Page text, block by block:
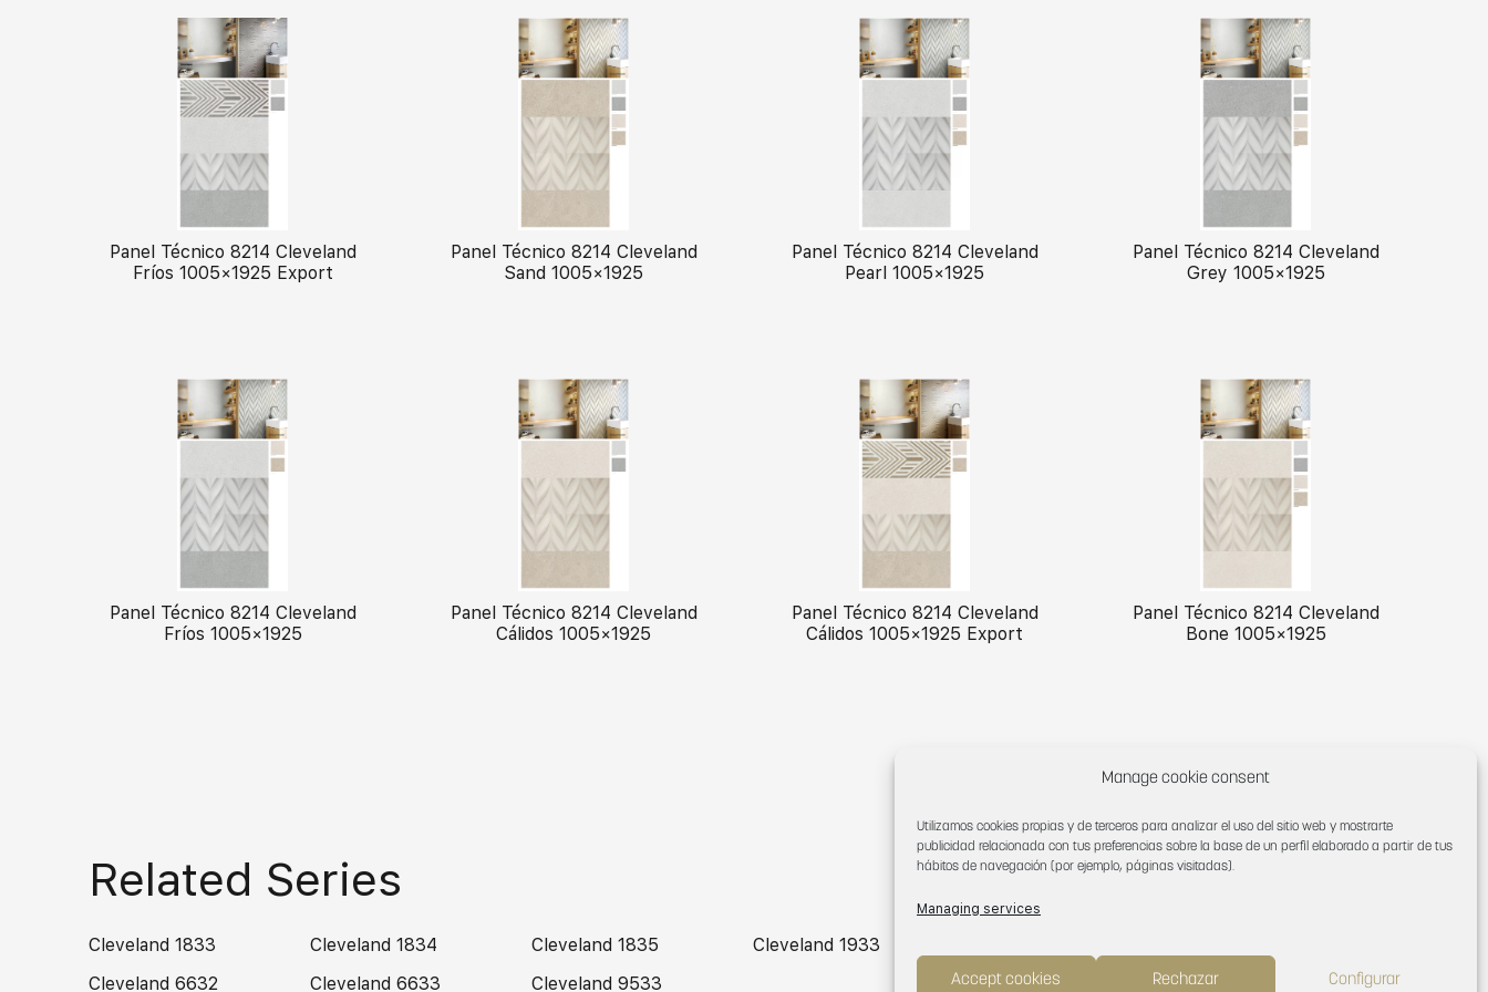
Manage cookie consent
Utilizamos cookies propias y de terceros para analizar el uso del sitio web y mostrarte
publicidad relacionada con tus preferencias sobre la base de un perfil elaborado a partir de tus
hábitos de navegación (por ejemplo, páginas visitadas).
Managing services
Accept cookies Rechazar Configurar
Panel Técnico 8214 Cleveland
Fríos 1005×1925 Export
Panel Técnico 8214 Cleveland
Sand 1005×1925
Panel Técnico 8214 Cleveland
Pearl 1005×1925
Panel Técnico 8214 Cleveland
Grey 1005×1925
Panel Técnico 8214 Cleveland
Fríos 1005×1925
Panel Técnico 8214 Cleveland
Cálidos 1005×1925
Panel Técnico 8214 Cleveland
Cálidos 1005×1925 Export
Panel Técnico 8214 Cleveland
Bone 1005×1925
Related Series
Cleveland 1833 Cleveland 1834 Cleveland 1835 Cleveland 1933
Cleveland 6632
Cleveland 6633 Cleveland 9533